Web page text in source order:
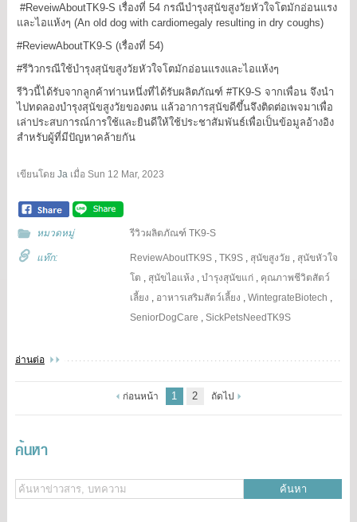
#ReveiwAboutTK9-S เรื่องที่ 54 กรณีบำรุงสุนัขสูงวัยหัวใจโตมักอ่อนแรง
และไอแห้งๆ (An old dog with cardiomegaly resulting in dry coughs)
#ReviewAboutTK9-S (เรื่องที่ 54)
#รีวิวกรณีใช้บำรุงสุนัขสูงวัยหัวใจโตมักอ่อนแรงและไอแห้งๆ
รีวิวนี้ได้รับจากลูกค้าท่านหนึ่งที่ได้รับผลิตภัณฑ์ #TK9-S จากเพื่อน จึงนำ
ไปทดลองบำรุงสุนัขสูงวัยของตน แล้วอาการสุนัขดีขึ้นจึงติดต่อเพจมาเพื่อ
เล่าประสบการณ์การใช้และยินดีให้ใช้ประชาสัมพันธ์เพื่อเป็นข้อมูลอ้างอิง
สำหรับผู้ที่มีปัญหาคล้ายกัน
เขียนโดย Jaเมื่อ Sun 12 Mar, 2023
หมวดหมู่ รีวิวผลิตภัณฑ์ TK9-S
แท๊ก: ReviewAboutTK9S ,TK9S , สุนัขสูงวัย , สุนัขหัวใจ
โต , สุนัขไอแห้ง ,บำรุงสุนัขแก่ , คุณภาพชีวิตสัตว์
เลี้ยง , อาหารเสริมสัตว์เลี้ยง ,WintegrateBiotech ,
SeniorDogCare ,SickPetsNeedTK9S
อ่านต่อ
ก่อนหน้า 1 2 ถัดไป
ค้นหา
ค้นหา